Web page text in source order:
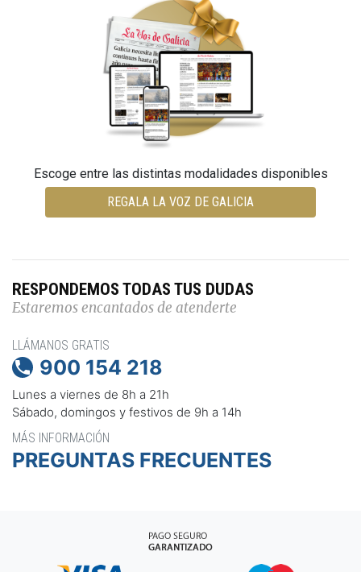
Escoge entre las distintas modalidades disponibles
REGALA LA VOZ DE GALICIA
RESPONDEMOS TODAS TUS DUDAS
Estaremos encantados de atenderte
LLÁMANOS GRATIS
 900 154 218
Lunes a viernes de 8h a 21h
Sábado, domingos y festivos de 9h a 14h
MÁS INFORMACIÓN
PREGUNTAS FRECUENTES